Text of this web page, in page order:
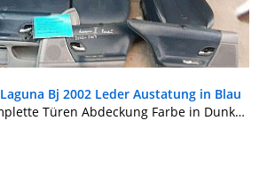
Bj 2002 Leder Austatung in Blau
Leder Sitze mit complette Türen Abdeckung Farbe in Dunkel Blau Elektrische Einstellüng mit 3 Speicher posizionen,Sitzheizung Fahrer und Beifahrer Seite. Gute Zustand.